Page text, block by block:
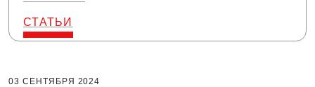
СТАТЬИ
03 СЕНТЯБРЯ 2024